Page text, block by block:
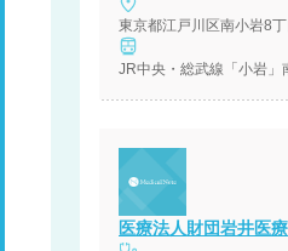
東京都江戸川区南小岩8
JR中央・総武線「小岩」
医療法人財団岩井医